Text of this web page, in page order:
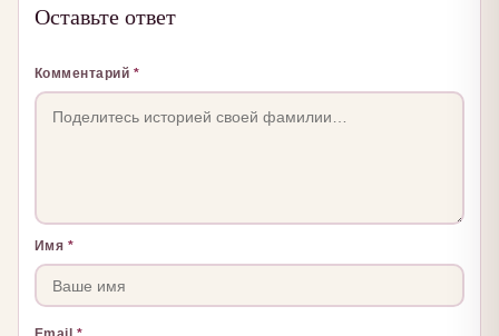
Оставьте ответ
Комментарий *
Имя *